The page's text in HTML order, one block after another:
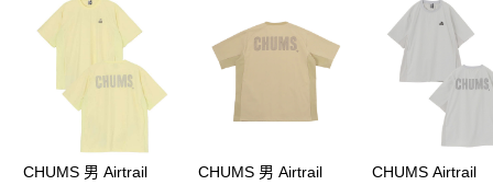
請求用戶進行身份認證。
５．嚴禁一人註冊多個帳號或使用他人資訊註冊。若發現惡意使用之情形，
恩沛科技股份有限公司將有權停止該用戶之使用額度並採取法律行動。
CHUMS 男 Airtrail
CHUMS 男 Airtrail
CHUMS Airtrail